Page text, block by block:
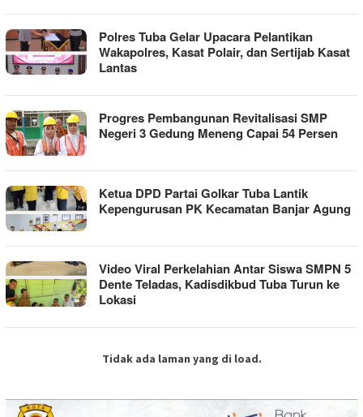
Polres Tuba Gelar Upacara Pelantikan
Wakapolres, Kasat Polair, dan Sertijab Kasat
Lantas
Progres Pembangunan Revitalisasi SMP
Negeri 3 Gedung Meneng Capai 54 Persen
Ketua DPD Partai Golkar Tuba Lantik
Kepengurusan PK Kecamatan Banjar Agung
Video Viral Perkelahian Antar Siswa SMPN 5
Dente Teladas, Kadisdikbud Tuba Turun ke
Lokasi
Tidak ada laman yang di load.